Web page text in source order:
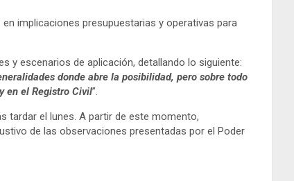
implicaciones presupuestarias y operativas para
y escenarios de aplicación, detallando lo siguiente:
donde abre la posibilidad, pero sobre todo
en el Registro Civil”.
tardar el lunes. A partir de este momento,
de las observaciones presentadas por el Poder